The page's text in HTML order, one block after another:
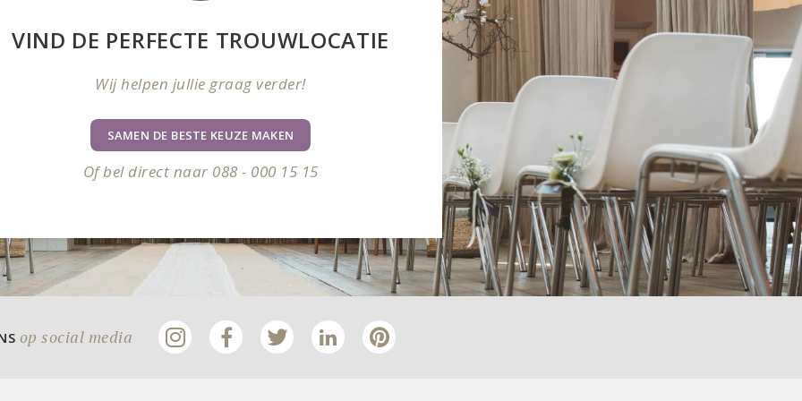
VIND DE PERFECTE TROUWLOCATIE
Wij helpen jullie graag verder!
SAMEN DE BESTE KEUZE MAKEN
Of bel direct naar 088 - 000 15 15
op social media